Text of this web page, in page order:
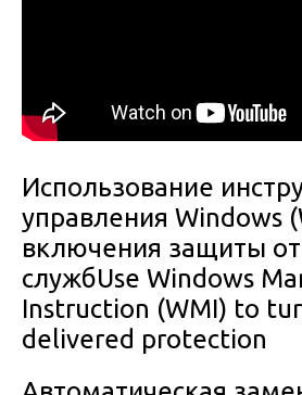
Использование
управления Windows
включения защиты
службUse Windows
Instruction (WMI) to
delivered protection